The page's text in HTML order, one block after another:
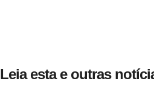
Leia esta e outras